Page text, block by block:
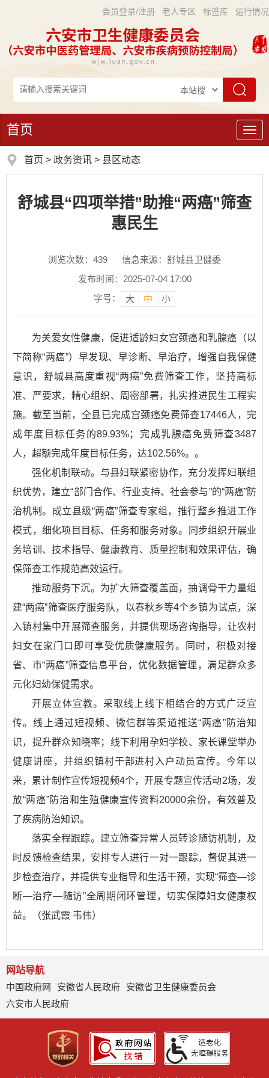
会员登录/注册 老人专区 标签库 运行情况
导
首页
首页 > 政务资讯 > 县区动态
舒城县“四项举措”助推“两癌”筛查
惠民生
浏览次数： 439
信息来源：舒城县卫健委
发布时间：2025-07-04 17:00
字号：
大 中 小
为关爱女性健康，促进适龄妇女宫颈癌和乳腺癌（以
下简称“两癌”）早发现、早诊断、早治疗，增强自我保健
意识，舒城县高度重视“两癌”免费筛查工作，坚持高标
准、严要求，精心组织、周密部署，扎实推进民生工程实
施。截至当前，全县已完成宫颈癌免费筛查17446人，完
成年度目标任务的89.93%；完成乳腺癌免费筛查3487
人，超额完成年度目标任务，达102.56%。。
强化机制联动。与县妇联紧密协作，充分发挥妇联组
织优势，建立“部门合作、行业支持、社会参与”的“两癌”防
治机制。成立县级“两癌”筛查专家组，推行整乡推进工作
模式，细化项目目标、任务和服务对象。同步组织开展业
务培训、技术指导、健康教育、质量控制和效果评估，确
保筛查工作规范高效运行。
推动服务下沉。为扩大筛查覆盖面，抽调骨干力量组
建“两癌”筛查医疗服务队，以春秋乡等4个乡镇为试点，深
入镇村集中开展筛查服务，并提供现场咨询指导，让农村
妇女在家门口即可享受优质健康服务。同时，积极对接
省、市“两癌”筛查信息平台，优化数据管理，满足群众多
元化妇幼保健需求。
开展立体宣教。采取线上线下相结合的方式广泛宣
传。线上通过短视频、微信群等渠道推送“两癌”防治知
识，提升群众知晓率；线下利用孕妇学校、家长课堂举办
健康讲座，并组织镇村干部进村入户动员宣传。今年以
来，累计制作宣传短视频4个，开展专题宣传活动2场，发
放“两癌”防治和生殖健康宣传资料20000余份，有效普及
了疾病防治知识。
落实全程跟踪。建立筛查异常人员转诊随访机制，及
时反馈检查结果，安排专人进行一对一跟踪，督促其进一
步检查治疗，并提供专业指导和生活干预，实现“筛查—诊
断—治疗—随访”全周期闭环管理，切实保障妇女健康权
益。（张武霞 韦伟）
网站导航
中国政府网
安徽省人民政府
安徽省卫生健康委员会
六安市人民政府